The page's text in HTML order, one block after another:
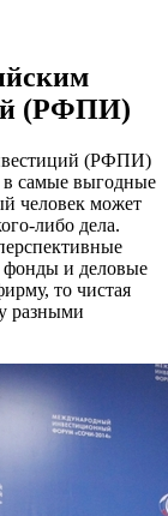
(РФПИ)
(РФПИ)
самые выгодные
человек может
либо дела.
фонды и деловые
то чистая
разными